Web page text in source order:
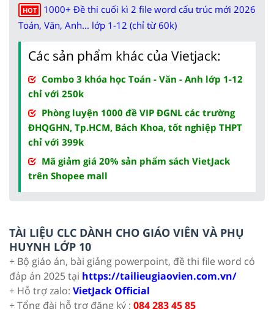
HOT
1000+ Đề thi cuối kì 2 file word cấu trúc mới 2026
Toán, Văn, Anh... lớp 1-12 (chỉ từ 60k)
Các sản phẩm khác của Vietjack:
Combo 3 khóa học Toán - Văn - Anh lớp 1-12
chỉ với 250k
Phòng luyện 1000 đề VIP ĐGNL các trường
ĐHQGHN, Tp.HCM, Bách Khoa, tốt nghiệp THPT
chỉ với 399k
Mã giảm giá 20% sản phẩm sách VietJack
trên Shopee mall
TÀI LIỆU CLC DÀNH CHO GIÁO VIÊN VÀ PHỤ
HUYNH LỚP 10
+ Bộ giáo án, bài giảng powerpoint, đề thi file word có
đáp án 2025 tại https://tailieugiaovien.com.vn/
+ Hỗ trợ zalo: VietJack Official
+ Tổng đài hỗ trợ đăng ký : 084 283 45 85